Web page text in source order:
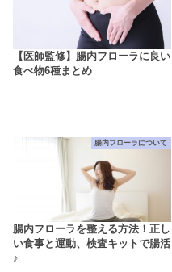
【医師監修】腸内フローラに良い
食べ物6種まとめ
腸内フローラについて
腸内フローラを整える方法！正し
い食事と運動、検査キットで腸活
♪